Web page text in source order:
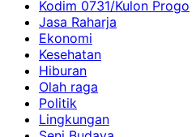
Kodim 0731/Kulon Progo
Jasa Raharja
Ekonomi
Kesehatan
Hiburan
Olah raga
Politik
Lingkungan